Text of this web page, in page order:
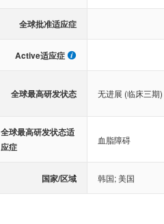
全球批准适应症
Active适应症
全球最高研发状态 无进展 (临床三期)
全球最高研发状态适
应症
血脂障碍
国家/区域 韩国;美国